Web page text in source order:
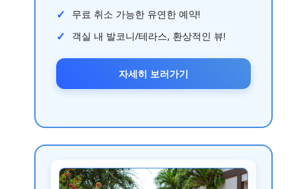
무료 취소 가능한 유연한 예약!
객실 내 발코니/테라스, 환상적인 뷰!
자세히 보러가기